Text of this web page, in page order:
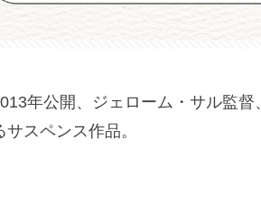
年公開、ジェローム・サル監
スペンス作品。